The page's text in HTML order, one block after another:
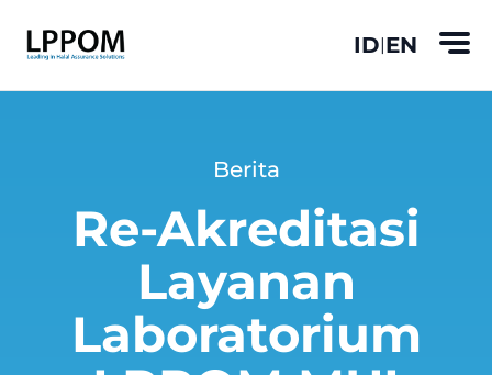
ID|EN
Berita
Re-Akreditasi
Layanan
Laboratorium